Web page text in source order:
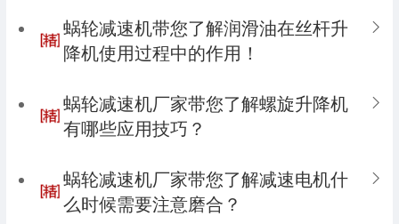
蜗轮减速机带您了解润滑油在丝杆升
降机使用过程中的作用！
蜗轮减速机厂家带您了解螺旋升降机
有哪些应用技巧？
蜗轮减速机厂家带您了解减速电机什
么时候需要注意磨合？